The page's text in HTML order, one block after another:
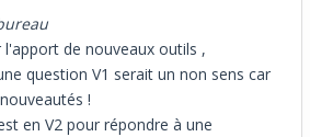
l'apport de nouveaux outils ,
question V1 serait un non sens car
!
en V2 pour répondre à une